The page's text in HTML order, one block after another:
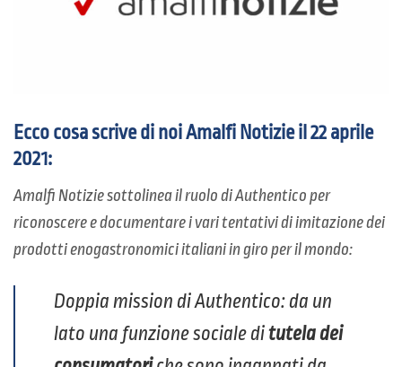
Ecco cosa scrive di noi Amalfi Notizie il 22 aprile
2021:
Amalfi Notizie sottolinea il ruolo di Authentico per
riconoscere e documentare i vari tentativi di imitazione dei
prodotti enogastronomici italiani in giro per il mondo:
Doppia mission di Authentico: da un
lato una funzione sociale ditutela dei